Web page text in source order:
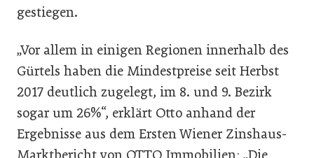
gestiegen.
„Vor allem in einigen Regionen innerhalb des
Gürtels haben die Mindestpreise seit Herbst
2017 deutlich zugelegt, im 8. und 9. Bezirk
sogar um 26%“, erklärt Otto anhand der
Ergebnisse aus dem Ersten Wiener Zinshaus-
Marktbericht von OTTO Immobilien: „Die